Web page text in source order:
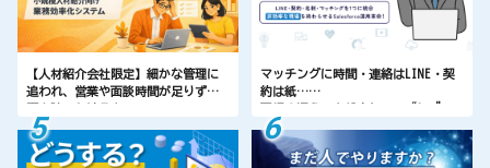
【人材紹介会社限定】細かな管理に
追われ、営業や面談時間が足りず飛
マッチングに時間・連絡はLINE・契
約は紙…
解決する方法とは？
今すぐ知ってください、この一元化
ソリューション！
5 6